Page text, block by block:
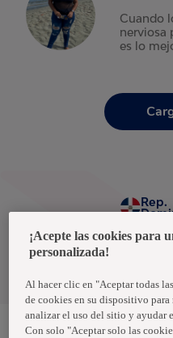
Cuando
nerviosa
es lo
Política de
Rep.
¡Acepte las cookies para
personalizada!
Al hacer clic en "Aceptar todas
de cookies en su dispositivo
analizar el uso del sitio y ayudar
Con solo "Aceptar solo las